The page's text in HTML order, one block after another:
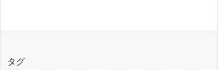
タグ